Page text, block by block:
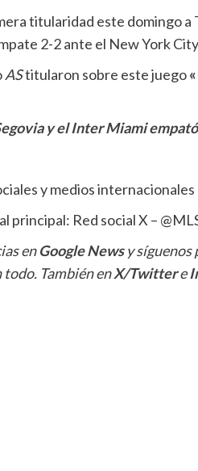
titularidad este domingo a
2-2 ante el New York
AStitularon sobre este juego
y el Inter Miami
y medios internacionales
principal: Red social X –
enGoogle Newsy síguenos
También enX/Twittere